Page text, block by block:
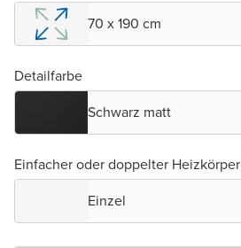
70 x 190 cm
Detailfarbe
Schwarz matt
Einfacher oder doppelter Heizkörper
Einzel